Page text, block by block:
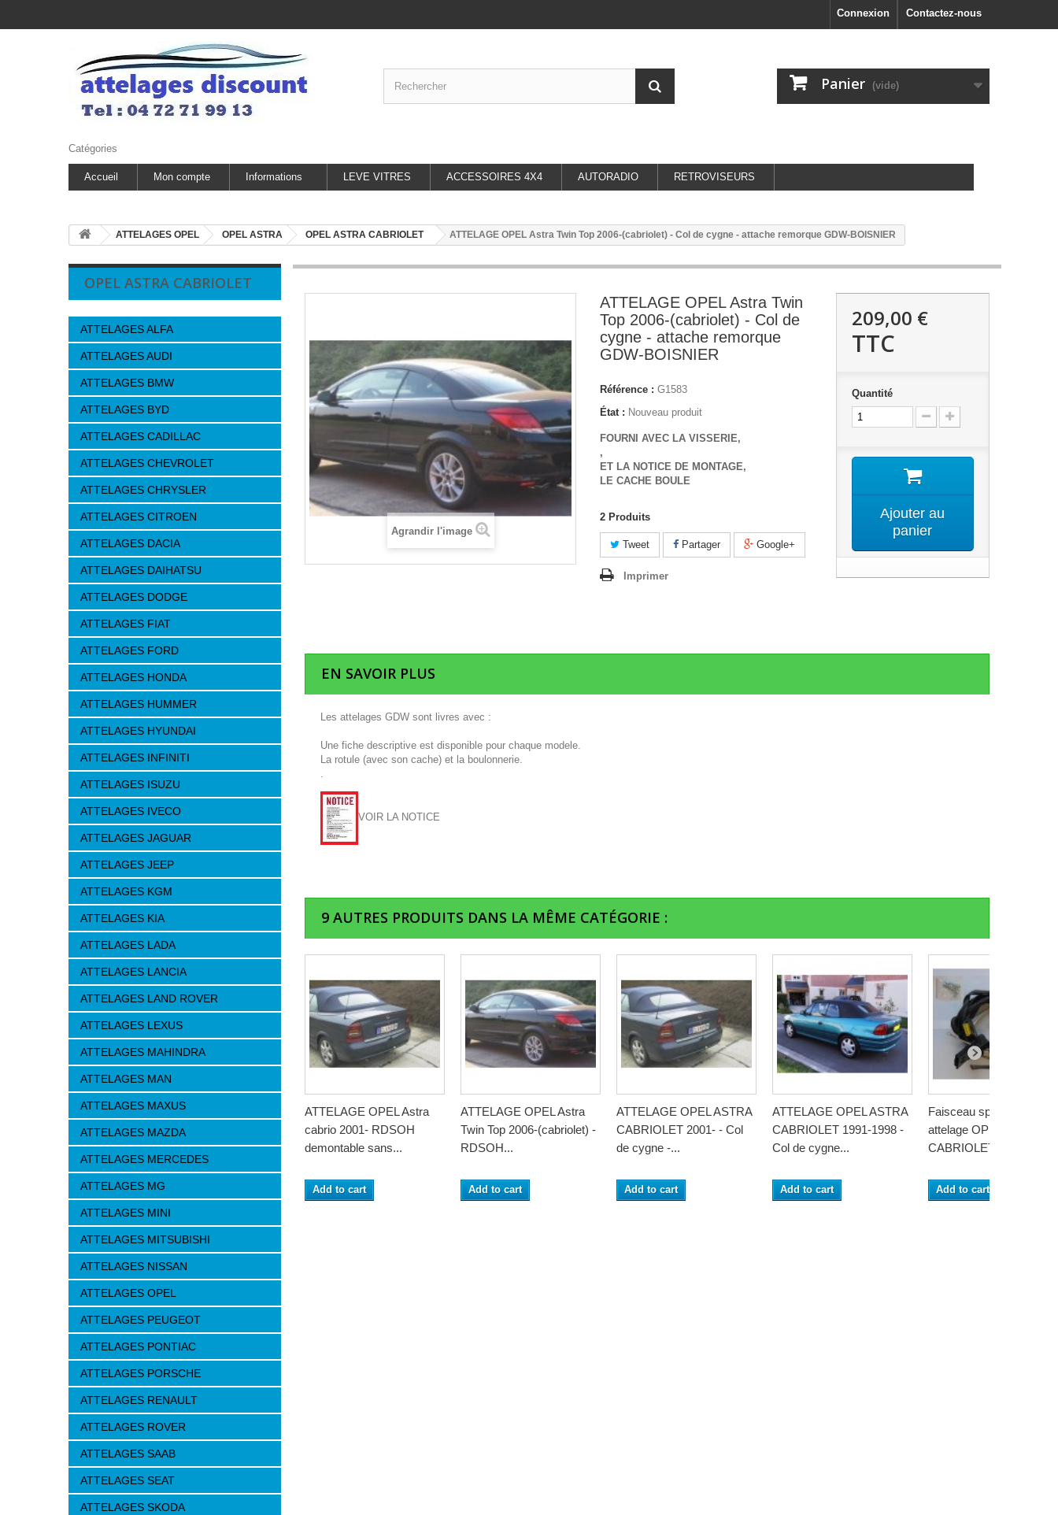
Contactez-nous
Connexion
Panier (vide)
Catégories
Accueil Mon compte Informations LEVE VITRES ACCESSOIRES 4X4 AUTORADIO RETROVISEURS
ATTELAGES OPEL OPEL ASTRA OPEL ASTRA CABRIOLET ATTELAGE OPEL Astra Twin Top 2006-(cabriolet) - Col de cygne - attache remorque GDW-BOISNIER
OPEL ASTRA CABRIOLET
ATTELAGES ALFA
ATTELAGES AUDI
ATTELAGES BMW
ATTELAGES BYD
ATTELAGES CADILLAC
ATTELAGES CHEVROLET
ATTELAGES CHRYSLER
ATTELAGES CITROEN
ATTELAGES DACIA
ATTELAGES DAIHATSU
ATTELAGES DODGE
ATTELAGES FIAT
ATTELAGES FORD
ATTELAGES HONDA
ATTELAGES HUMMER
ATTELAGES HYUNDAI
ATTELAGES INFINITI
ATTELAGES ISUZU
ATTELAGES IVECO
ATTELAGES JAGUAR
ATTELAGES JEEP
ATTELAGES KGM
ATTELAGES KIA
ATTELAGES LADA
ATTELAGES LANCIA
ATTELAGES LAND ROVER
ATTELAGES LEXUS
ATTELAGES MAHINDRA
ATTELAGES MAN
ATTELAGES MAXUS
ATTELAGES MAZDA
ATTELAGES MERCEDES
ATTELAGES MG
ATTELAGES MINI
ATTELAGES MITSUBISHI
ATTELAGES NISSAN
ATTELAGES OPEL
ATTELAGES PEUGEOT
ATTELAGES PONTIAC
ATTELAGES PORSCHE
ATTELAGES RENAULT
ATTELAGES ROVER
ATTELAGES SAAB
ATTELAGES SEAT
ATTELAGES SKODA
Agrandir l'image
ATTELAGE OPEL Astra Twin
Top 2006-(cabriolet) - Col de
cygne - attache remorque
GDW-BOISNIER
Référence : G1583
État : Nouveau produit
FOURNI AVEC LA VISSERIE,
,
ET LA NOTICE DE MONTAGE,
LE CACHE BOULE
2 Produits
Tweet Partager Google+
Imprimer
209,00 €
TTC
Quantité
Ajouter au
panier
EN SAVOIR PLUS
Les attelages GDW sont livres avec :
Une fiche descriptive est disponible pour chaque modele.
La rotule (avec son cache) et la boulonnerie.
.
VOIR LA NOTICE
9 AUTRES PRODUITS DANS LA MÊME CATÉGORIE :
ATTELAGE OPEL Astra
cabrio 2001- RDSOH
demontable sans...
Add to cart
ATTELAGE OPEL Astra
Twin Top 2006-(cabriolet) -
RDSOH...
Add to cart
ATTELAGE OPEL ASTRA
CABRIOLET 2001- - Col
de cygne -...
Add to cart
ATTELAGE OPEL ASTRA
CABRIOLET 1991-1998 -
Col de cygne...
Add to cart
Faisceau specifique
attelage OPEL ASTRA
CABRIOLET 2006-...
Add to cart